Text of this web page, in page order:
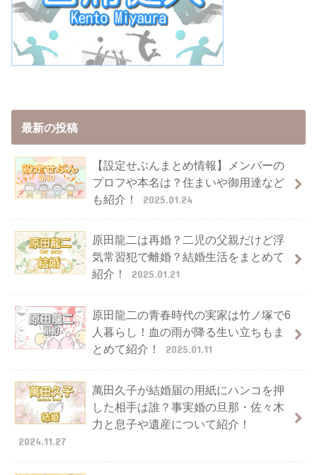
最新の投稿
【設定せぶんまとめ情報】メンバーの
プロフや本名は？住まいや御用達など
も紹介！
2025.01.24
原田龍二は再婚？二児の父親だけど浮
気常習犯で離婚？結婚生活をまとめて
紹介！
2025.01.21
原田龍二の青春時代の実家は竹ノ塚で6
人暮らし！血の雨が降る生い立ちもま
とめて紹介！
2025.01.11
萬田久子が結婚届の用紙にハンコを押
した相手は誰？事実婚の旦那・佐々木
力と息子や遺産について紹介！
2024.11.27